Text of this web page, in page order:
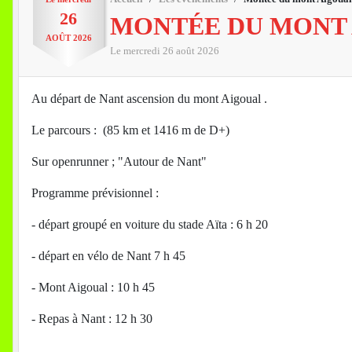
26
AOÛT 2026 MONTÉE DU
Le mercredi 26 août 2026
Au départ de Nant ascension du mont Aigoual .
Le parcours : (85 km et 1416 m de D+)
Sur openrunner ; "Autour de Nant"
Programme prévisionnel :
- départ groupé en voiture du stade Aïta : 6 h 20
- départ en vélo de Nant 7 h 45
- Mont Aigoual : 10 h 45
- Repas à Nant : 12 h 30